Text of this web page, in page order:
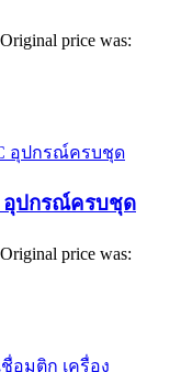
Original price was:
อุปกรณ์ครบชุด
Original price was: